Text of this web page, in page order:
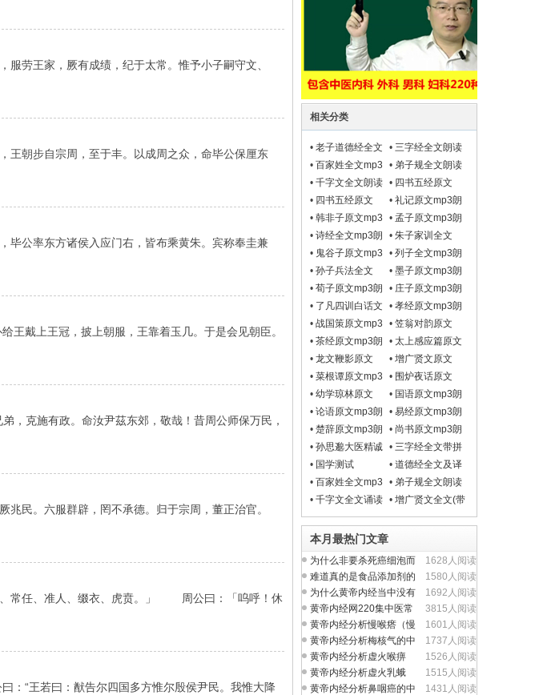
王家，厥有成绩，纪于太常。惟予小子嗣守文、
朝步自宗周，至于丰。以成周之众，命毕公保厘东
公率东方诸侯入应门右，皆布乘黄朱。宾称奉圭兼
戴上王冠，披上朝服，王靠着玉几。于是会见朝臣。
克施有政。命汝尹茲东郊，敬哉！昔周公师保万民，
民。六服群辟，罔不承德。归于宗周，董正治官。
常任、准人、缀衣、虎贲。」 周公曰：「呜呼！休
王若曰：猷告尔四国多方惟尔殷侯尹民。我惟大降
相关分类
• 老子道德经全文
朗读mp3
• 三字经全文朗读
mp3
• 百家姓全文mp3
朗读
• 弟子规全文朗读
mp3
• 千字文全文朗读
mp3
• 四书五经原文
mp3朗读之【大学
原文mp3朗读】
• 四书五经原文
mp3朗读之【中庸
原文mp3朗读】
• 礼记原文mp3朗
读
• 韩非子原文mp3
朗读
• 孟子原文mp3朗
读
• 诗经全文mp3朗
读
• 朱子家训全文
mp3朗读
• 鬼谷子原文mp3
朗读
• 列子全文mp3朗
读
• 孙子兵法全文
mp3朗读
• 墨子原文mp3朗
读
• 荀子原文mp3朗
读
• 庄子原文mp3朗
读
• 了凡四训白话文
原文mp3朗读
• 孝经原文mp3朗
读
• 战国策原文mp3
朗读
• 笠翁对韵原文
mp3朗读
• 茶经原文mp3朗
读
• 太上感应篇原文
mp3朗读
• 龙文鞭影原文
mp3朗读
• 增广贤文原文
mp3朗读
• 菜根谭原文mp3
朗读
• 围炉夜话原文
mp3朗读
• 幼学琼林原文
mp3朗读
• 国语原文mp3朗
读
• 论语原文mp3朗
读
• 易经原文mp3朗
读
• 楚辞原文mp3朗
读
• 尚书原文mp3朗
读
• 孙思邈大医精诚
原文朗读mp3
• 三字经全文带拼
音解释【视频朗
读】
• 国学测试 • 道德经全文及译
文
• 百家姓全文mp3
朗读
• 弟子规全文朗读
(带拼音解释)
• 千字文全文诵读
(带拼音解释)mp3
视频动画片
• 增广贤文全文(带
白话文解释)mp3
视频朗读
本月最热门文章
1628人阅读
为什么非要杀死癌细泡而
不从提升人体正气入
1580人阅读
难道真的是食品添加剂的
问题吗？
1692人阅读
为什么黄帝内经当中没有
完整的方剂学内容？
3815人阅读
黄帝内经网220集中医常
见病视频全集
1601人阅读
黄帝内经分析慢喉瘩（慢
性喉炎）的中医养生
1737人阅读
黄帝内经分析梅核气的中
医养生治疗与食疗
1526人阅读
黄帝内经分析虚火喉痹
（慢性咽炎）中医养生
1515人阅读
黄帝内经分析虚火乳蛾
（慢性扁桃体炎）中医
1431人阅读
黄帝内经分析鼻咽癌的中